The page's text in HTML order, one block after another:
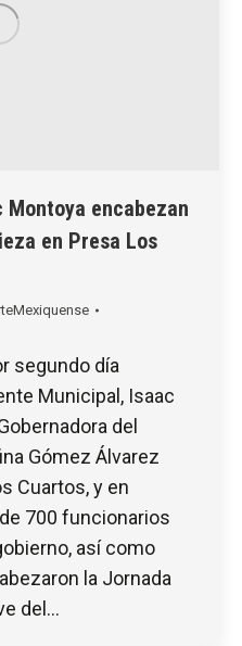
Montoya encabezan
en Presa Los
segundo día
Municipal, Isaac
del
Gómez Álvarez
Cuartos, y en
700 funcionarios
así como
la Jornada
del…